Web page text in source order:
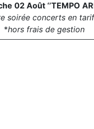
02 Août ‘’TEMPO
soirée concerts en
*hors frais de gestion